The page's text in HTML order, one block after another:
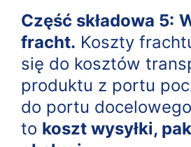
Część składowa 5:
fracht. Koszty
się do kosztów
produktu z portu
do portu
to koszt wysyłki,